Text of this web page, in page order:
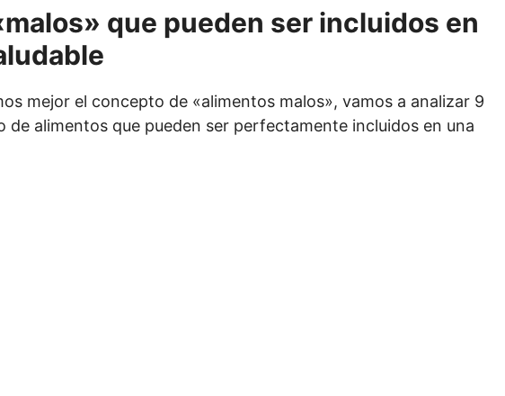
que pueden ser incluidos en
mejor el concepto de «alimentos malos», vamos a analizar 9
de alimentos que pueden ser perfectamente incluidos en una